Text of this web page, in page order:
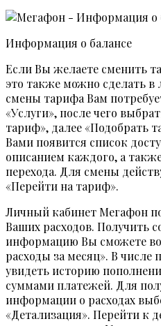
Информация о балансе
Если Вы желаете сменить
это также можно сделать в
смены тарифа Вам
«Услуги», после чего
тариф», далее «Подобрать
Вами появится список
описанием каждого, а
перехода. Для смены
«Перейти на тариф».
Личный кабинет Мегафон
Ваших расходов. Получить
информацию Вы сможете
расходы за месяц». В числе
увидеть историю
суммами платежей. Для
информации о расходах
«Детализация». Перейти к